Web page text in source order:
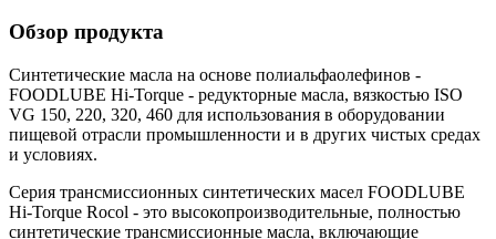
Обзор продукта
Синтетические масла на основе полиальфаолефинов -
FOODLUBE Hi-Torque - редукторные масла, вязкостью ISO
VG 150, 220, 320, 460 для использования в оборудовании
пищевой отрасли промышленности и в других чистых средах
и условиях.
Серия трансмиссионных синтетических масел FOODLUBE
Hi-Torque Rocol - это высокопроизводительные, полностью
синтетические трансмиссионные масла, включающие